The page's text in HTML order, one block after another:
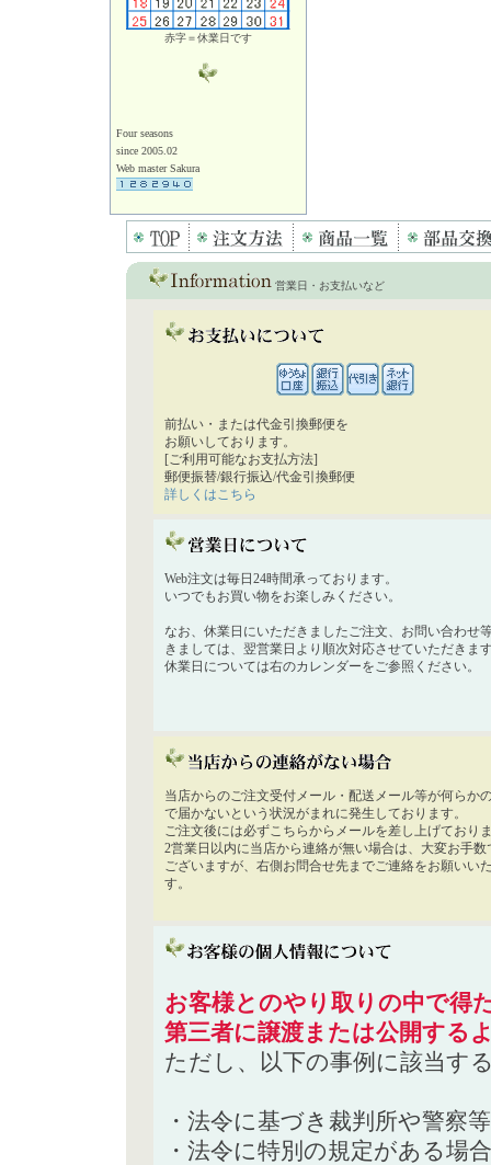
赤字＝休業日です
Four seasons
since 2005.02
Web master Sakura
営業日・お支払いなど
前払い・または代金引換郵便を
お願いしております。
[ご利用可能なお支払方法]
郵便振替/銀行振込/代金引換郵便
詳しくはこちら
Web注文は毎日24時間承っております。
いつでもお買い物をお楽しみください。
なお、休業日にいただきましたご注文、お問い合わせ
きましては、翌営業日より順次対応させていただきま
休業日については右のカレンダーをご参照ください。
当店からのご注文受付メール・配送メール等が何らか
で届かないという状況がまれに発生しております。
ご注文後には必ずこちらからメールを差し上げており
2営業日以内に当店から連絡が無い場合は、大変お手数
ございますが、右側お問合せ先までご連絡をお願いい
す。
お客様とのやり取りの中で得
第三者に譲渡または公開する
ただし、以下の事例に該当す
・法令に基づき裁判所や警察
・法令に特別の規定がある場合